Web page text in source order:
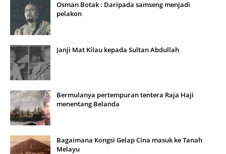
Osman Botak : Daripada samseng menjadi
pelakon
Janji Mat Kilau kepada Sultan Abdullah
Bermulanya pertempuran tentera Raja Haji
menentang Belanda
Bagaimana Kongsi Gelap Cina masuk ke Tanah
Melayu